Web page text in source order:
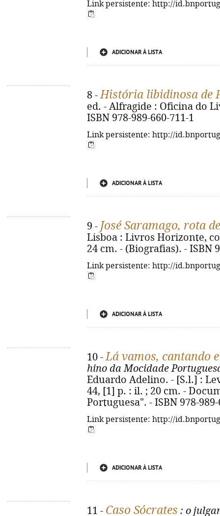
Link persistente: http://
ADICIONAR À LISTA
8 -História libidinosa de
ed. - Alfragide : Oficina do
ISBN 978-989-660-711-1
Link persistente: http://
ADICIONAR À LISTA
9 - José Saramago, rota
Lisboa : Livros Horizonte,
24 cm. - (Biografias). - ISBN
Link persistente: http://
ADICIONAR À LISTA
10 -Lá vamos, cantando
hino da Mocidade
Eduardo Adelino. - [S.l.] :
44, [1] p. : il. ; 20 cm. -
Portuguesa". - ISBN 978-989-
Link persistente: http://
ADICIONAR À LISTA
11 - Caso Sócrates : o